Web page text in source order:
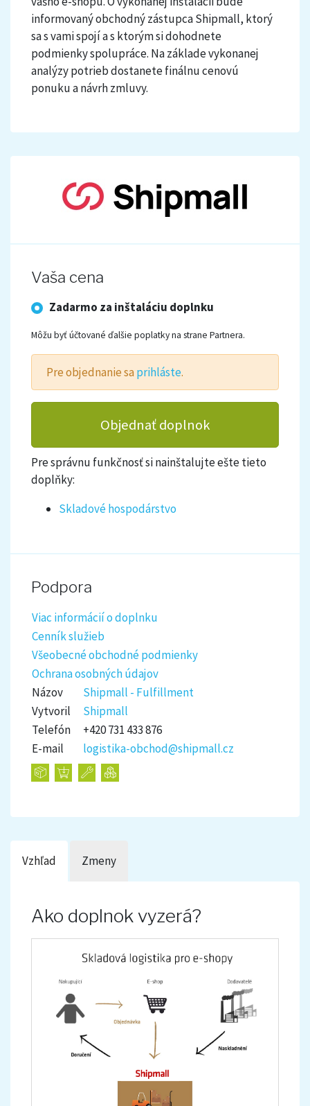
informovaný obchodný zástupca Shipmall, ktorý
sa s vami spojí a s ktorým si dohodnete
podmienky spolupráce. Na základe vykonanej
analýzy potrieb dostanete finálnu cenovú
ponuku a návrh zmluvy.
Vaša cena
Zadarmo za inštaláciu doplnku
Môžu byť účtované ďalšie poplatky na strane Partnera.
Pre objednanie sa prihláste.
Objednať doplnok
Pre správnu funkčnosť si nainštalujte ešte tieto
doplňky:
Skladové hospodárstvo
Podpora
Viac informácií o doplnku
Cenník služieb
Všeobecné obchodné podmienky
Ochrana osobných údajov
Názov
Shipmall - Fulfillment
Vytvoril
Shipmall
Telefón
+420 731 433 876
E-mail
logistika-obchod@shipmall.cz
Vzhľad Zmeny
Ako doplnok vyzerá?